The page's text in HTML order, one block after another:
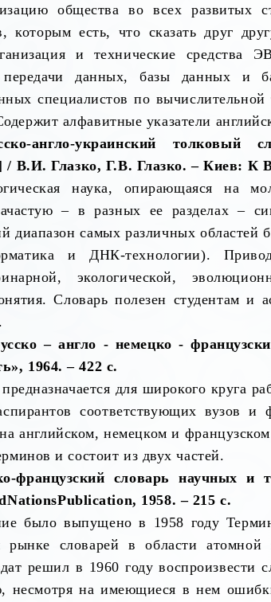
общества во всех развитых
которым есть, что сказать друг
и технические средства
данных, базы данных и
специалистов по
алфавитные указатели
англо-украинский толковый
/ В.И. Глазко, Г.В. Глазко. – Киев: К
наука, опирающаяся на
– в разных ее разделах –
диапазон самых различных областей
и ДНК-технологии).
экологической,
Словарь полезен студентам и
– англо - немецко -
1964. – 422 с.
для широкого круга
соответствующих вузов
английском, немецком и
и состоит из двух частей.
французский словарь научных и
NationsPublication, 1958. – 215 c.
было выпущено в 1958 году
словарей в области атомной
решил в 1960 году
несмотря на имеющиеся в нем